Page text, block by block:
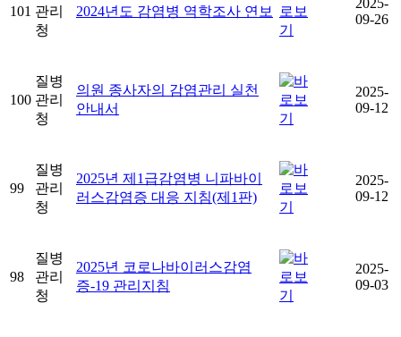
101 관리
청
2024년도 감염병 역학조사 연보
09-26
100
질병
관리
청
의원 종사자의 감염관리 실천
안내서
2025-
09-12
99
질병
관리
청
2025년 제1급감염병 니파바이
러스감염증 대응 지침(제1판)
2025-
09-12
98
질병
관리
청
2025년 코로나바이러스감염
증-19 관리지침
2025-
09-03